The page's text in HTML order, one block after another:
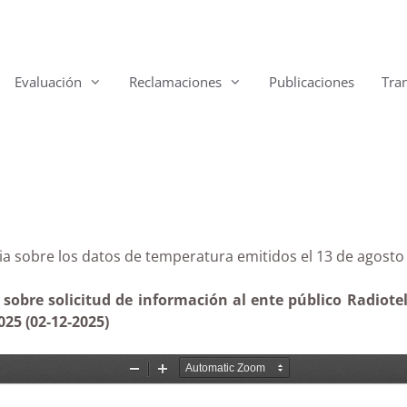
Evaluación Reclamaciones Publicaciones
sobre los datos de temperatura emitidos el 13
solicitud de información al ente público
(02-12-2025)